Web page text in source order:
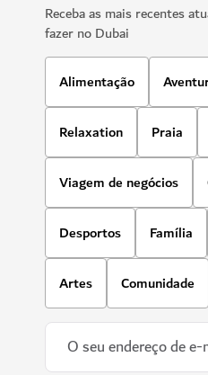
Receba as mais recentes
fazer no Dubai
Alimentação
Relaxation Praia
Viagem de negócios
Desportos Família
Artes Comunidade